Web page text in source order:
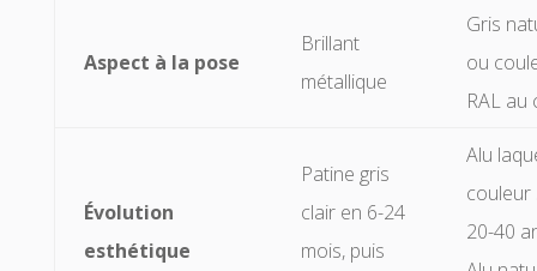
Aspect à la pose
Brillant
métallique
Gris
ou
RAL au
Évolution
esthétique
Patine gris
clair en 6-24
mois, puis
Alu
couleur
20-40